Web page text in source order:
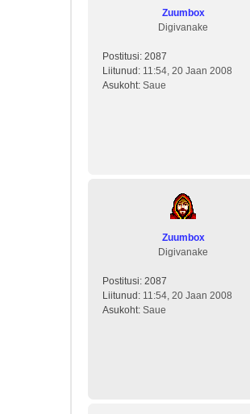
Zuumbox
Digivanake
Postitusi: 2087
Liitunud: 11:54, 20 Jaan 2008
Asukoht: Saue
Zuumbox
Digivanake
Postitusi: 2087
Liitunud: 11:54, 20 Jaan 2008
Asukoht: Saue